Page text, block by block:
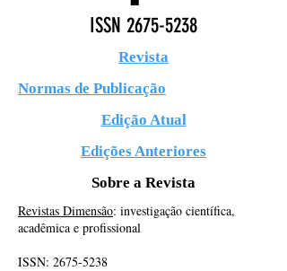
ISSN 2675-5238
Revista
Normas de Publicação
Edição Atual
Edições Anteriores
Sobre a Revista
Revistas Dimensão: investigação científica,
acadêmica e profissional
ISSN: 2675-5238